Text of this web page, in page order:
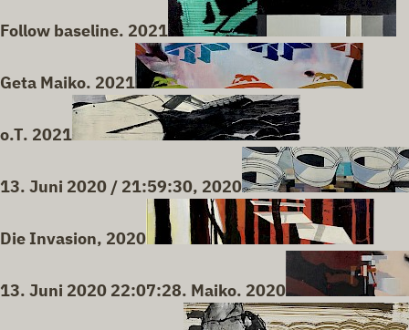
Follow baseline. 2021
Geta Maiko. 2021
o.T. 2021
13. Juni 2020 / 21:59:30, 2020
Die Invasion, 2020
13. Juni 2020 22:07:28. Maiko. 2020